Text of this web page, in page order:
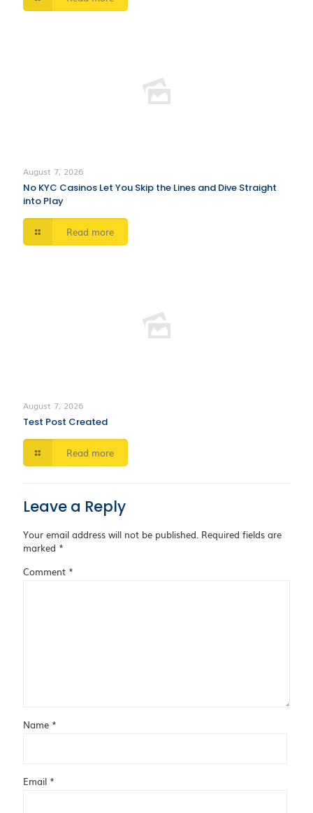
August 7, 2026
No KYC Casinos Let You Skip the Lines and Dive Straight
into Play
Read more
August 7, 2026
Test Post Created
Read more
Leave a Reply
Your email address will not be published. Required fields are
marked *
Comment *
Name *
Email *